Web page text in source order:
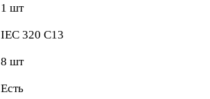
1 шт
IEC 320 C13
8 шт
Есть